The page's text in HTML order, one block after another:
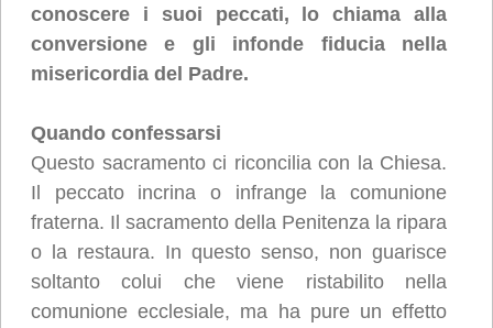
conoscere i suoi peccati, lo chiama alla
conversione e gli infonde fiducia nella
misericordia del Padre.
Quando confessarsi
Questo sacramento ci riconcilia con la Chiesa.
Il peccato incrina o infrange la comunione
fraterna. Il sacramento della Penitenza la ripara
o la restaura. In questo senso, non guarisce
soltanto colui che viene ristabilito nella
comunione ecclesiale, ma ha pure un effetto